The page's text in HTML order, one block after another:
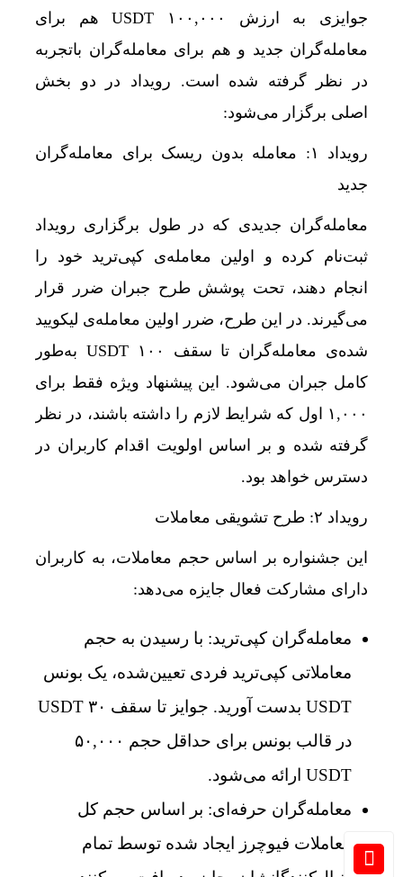
جوایزی به ارزش ۱۰۰,۰۰۰ USDT هم برای
معامله‌گران جدید و هم برای معامله‌گران باتجربه
در نظر گرفته شده است. رویداد در دو بخش
اصلی برگزار می‌شود:
رویداد ۱: معامله بدون ریسک برای معامله‌گران
جدید
معامله‌گران جدیدی که در طول برگزاری رویداد
ثبت‌نام کرده و اولین معامله‌ی کپی‌ترید خود را
انجام دهند، تحت پوشش طرح جبران ضرر قرار
می‌گیرند. در این طرح، ضرر اولین معامله‌ی لیکویید
شده‌ی معامله‌گران تا سقف ۱۰۰ USDT به‌طور
کامل جبران می‌شود. این پیشنهاد ویژه فقط برای
۱,۰۰۰ اول که شرایط لازم را داشته باشند، در نظر
گرفته شده و بر اساس اولویت اقدام کاربران در
دسترس خواهد بود.
رویداد ۲: طرح تشویقی معاملات
این جشنواره بر اساس حجم معاملات، به کاربران
دارای مشارکت فعال جایزه می‌دهد:
معامله‌گران کپی‌ترید: با رسیدن به حجم
معاملاتی کپی‌ترید فردی تعیین‌شده، یک بونس
USDT بدست آورید. جوایز تا سقف ۳۰ USDT
در قالب بونس برای حداقل حجم ۵۰,۰۰۰
USDT ارائه می‌شود.
معامله‌گران حرفه‌ای: بر اساس حجم کل
معاملات فیوچرز ایجاد شده توسط تمام